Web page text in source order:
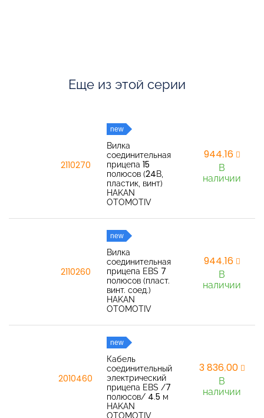
Еще из этой серии
2110270
new
Вилка
соединительная
прицепа 15
полюсов (24В,
пластик, винт)
HAKAN
OTOMOTIV
944,16
В
наличии
2110260
new
Вилка
соединительная
прицепа EBS 7
полюсов (пласт.
винт. соед.)
HAKAN
OTOMOTIV
944,16
В
наличии
2010460
new
Кабель
соединительный
электрический
прицепа EBS /7
полюсов/ 4.5 м
HAKAN
OTOMOTIV
3 836,00
В
наличии